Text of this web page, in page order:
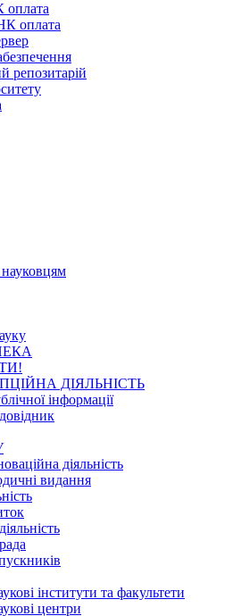
оплата
репозитарій
ДІЯЛЬНІСТЬ
інформації
діяльність
видання
інститути та факультети
центри